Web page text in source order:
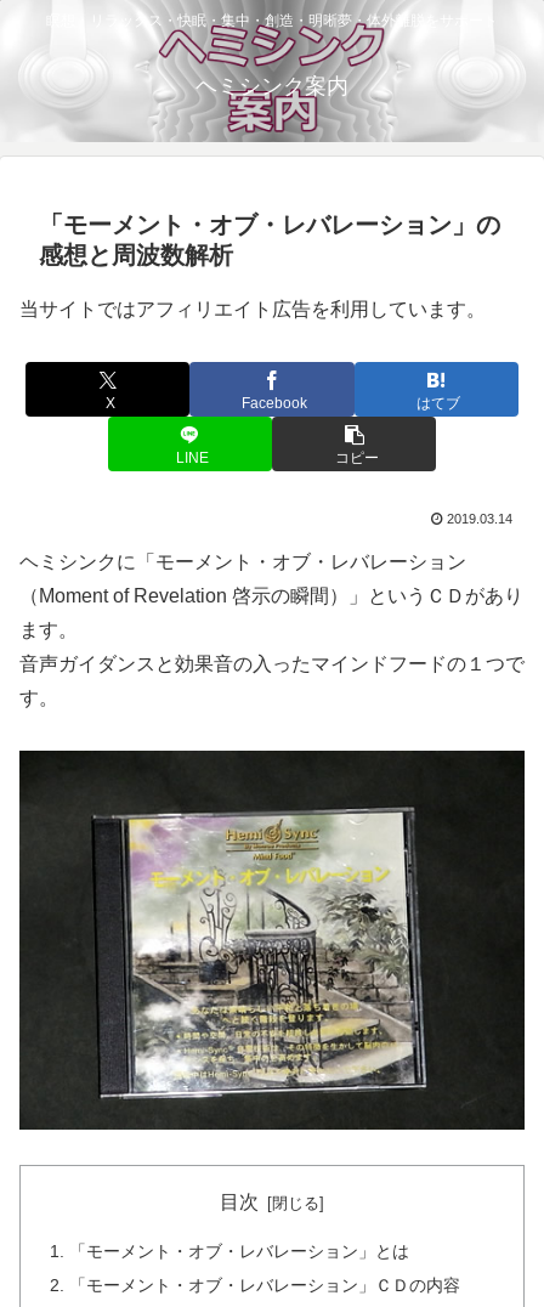
瞑想・リラックス・快眠・集中・創造・明晰夢・体外離脱をサポート
ヘミシンク案内
「モーメント・オブ・レバレーション」の
感想と周波数解析
当サイトではアフィリエイト広告を利用しています。
X Facebook はてブ
LINE コピー
2019.03.14
ヘミシンクに「モーメント・オブ・レバレーション
（Moment of Revelation 啓示の瞬間）」というＣＤがあり
ます。
音声ガイダンスと効果音の入ったマインドフードの１つで
す。
目次
「モーメント・オブ・レバレーション」とは
「モーメント・オブ・レバレーション」ＣＤの内容